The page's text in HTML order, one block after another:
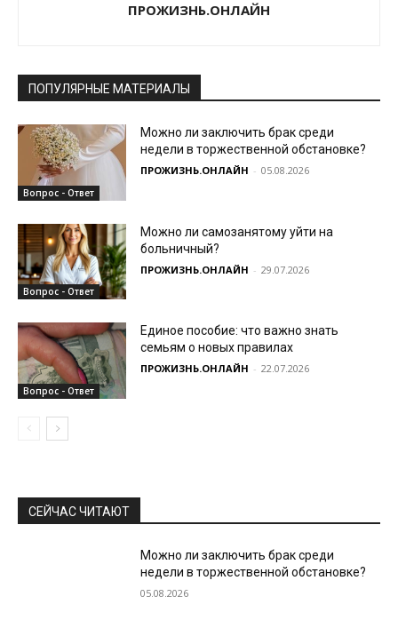
ПРОЖИЗНЬ.ОНЛАЙН
ПОПУЛЯРНЫЕ МАТЕРИАЛЫ
Вопрос - Ответ
Можно ли заключить брак среди
недели в торжественной обстановке?
ПРОЖИЗНЬ.ОНЛАЙН - 05.08.2026
Вопрос - Ответ
Можно ли самозанятому уйти на
больничный?
ПРОЖИЗНЬ.ОНЛАЙН - 29.07.2026
Вопрос - Ответ
Единое пособие: что важно знать
семьям о новых правилах
ПРОЖИЗНЬ.ОНЛАЙН - 22.07.2026
СЕЙЧАС ЧИТАЮТ
Можно ли заключить брак среди
недели в торжественной обстановке?
05.08.2026